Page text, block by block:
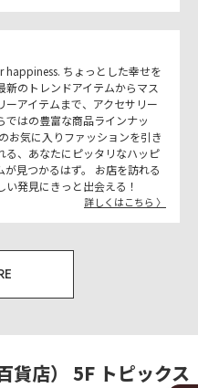
happiness. ちょっとした幸せを
新のトレンドアイテムからマス
ーアイテムまで、アクセサリー
ではの豊富な商品ラインナッ
お気に入りファッションを引き
る、あなたにピッタリなハッピ
が見つかるはず。 お店を訪れる
い発見にきっと出会える！
詳しくはこちら 〉
店） 5F トピックス